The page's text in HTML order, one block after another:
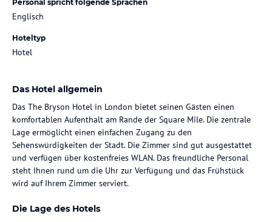
Personal spricht folgende Sprachen
Englisch
Hoteltyp
Hotel
Das Hotel allgemein
Das The Bryson Hotel in London bietet seinen Gästen einen
komfortablen Aufenthalt am Rande der Square Mile. Die zentrale
Lage ermöglicht einen einfachen Zugang zu den
Sehenswürdigkeiten der Stadt. Die Zimmer sind gut ausgestattet
und verfügen über kostenfreies WLAN. Das freundliche Personal
steht Ihnen rund um die Uhr zur Verfügung und das Frühstück
wird auf Ihrem Zimmer serviert.
Die Lage des Hotels